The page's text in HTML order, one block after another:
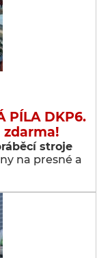
PÍLA DKP6.
zdarma!
stroje
na presné a